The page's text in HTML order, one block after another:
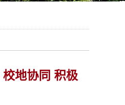
校地协同 积极